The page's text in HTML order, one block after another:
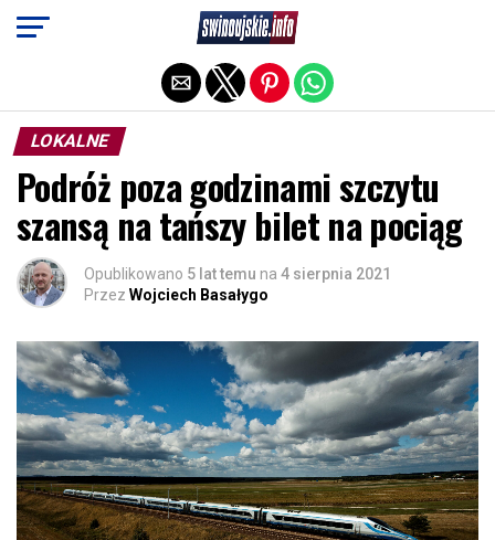
LOKALNE
Podróż poza godzinami szczytu
szansą na tańszy bilet na pociąg
Opublikowano 5 lat temu na 4 sierpnia 2021
Przez Wojciech Basałygo
Exit mobile version